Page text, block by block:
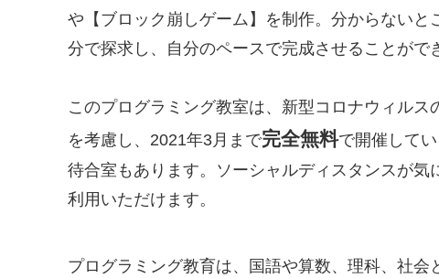
や【ブロック崩しゲーム】を制作。分からない
分で探求し、自分のペースで完成させることがで
このプログラミング教室は、新型コロナウィル
を考慮し、2021年3月まで完全無料で開催して
待合室もあります。ソーシャルディスタンスが
利用いただけます。
プログラミング教育は、国語や算数、理科、社